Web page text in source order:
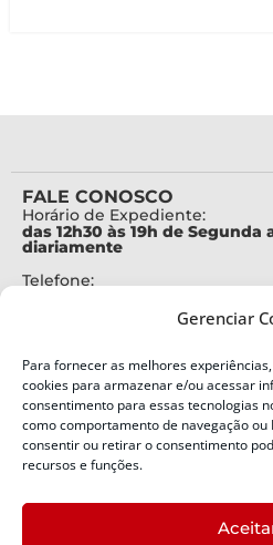
Gerenciar
Para fornecer as melhores
cookies para armazenar e/ou acessar
consentimento para essas tecnologias
como comportamento de navegação ou
consentir ou retirar o consentimento
recursos e funções.
FALE CONOSCO
Horário de Expediente:
das 12h30 às 19h de Segunda
diariamente
Telefone:
Alertas Defesa Civil:
SMS 40199
ENDEREÇO
Defesa Civil do Estado de Santa
Bairro:
Capoeiras, Florianópolis, SC